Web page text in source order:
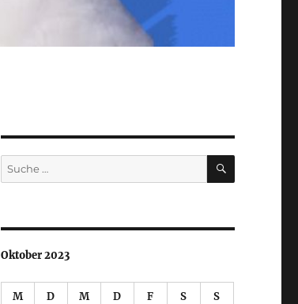
Suche
nach:
SUCHEN
Oktober 2023
M D M D F S S